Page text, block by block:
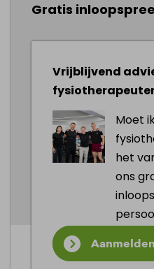
2026 ©
Alle rechten
Cookies
Gratis
Vrijblijvend
Moet
het
ons
Aanmelden